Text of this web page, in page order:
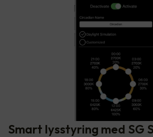
Smart lysstyring med SG